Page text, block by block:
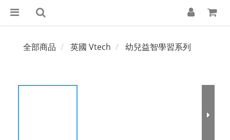
全部商品 英國 Vtech 幼兒益智學習系列